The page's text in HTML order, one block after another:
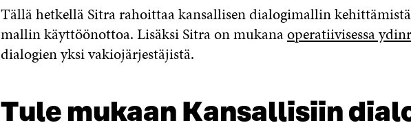
Tällä hetkellä Sitra rahoittaa kansallisen dialogimallin
mallin käyttöönottoa. Lisäksi Sitra on mukanaoperatiivisessa
dialogien yksi vakiojärjestäjistä.
Tule mukaan Kansallisiin